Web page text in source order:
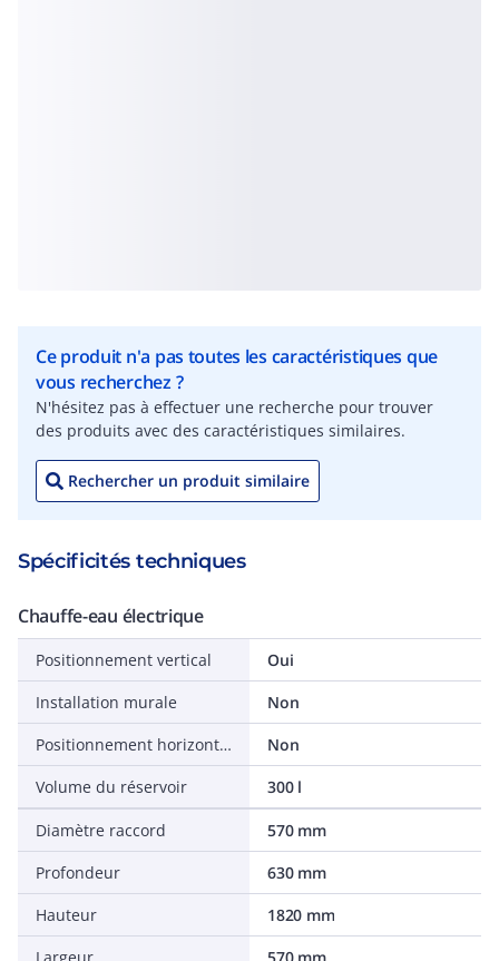
Ce produit n'a pas toutes les caractéristiques que
vous recherchez ?
N'hésitez pas à effectuer une recherche pour trouver
des produits avec des caractéristiques similaires.
Rechercher un produit similaire
Spécificités techniques
Chauffe-eau électrique
Positionnement vertical
Oui
Installation murale
Non
Positionnement horizontal
Non
Volume du réservoir
300 l
Diamètre raccord
570 mm
Profondeur
630 mm
Hauteur
1820 mm